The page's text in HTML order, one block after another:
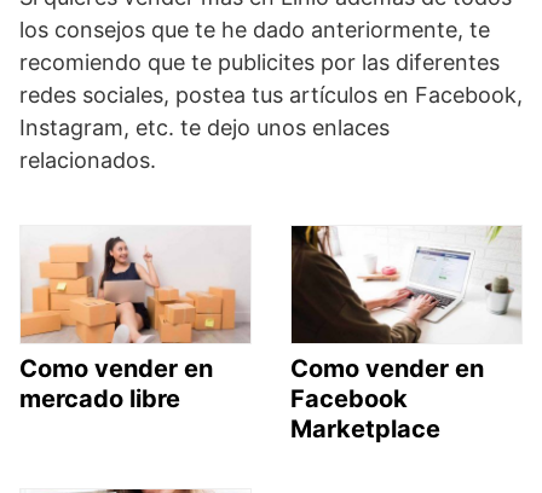
los consejos que te he dado anteriormente, te
recomiendo que te publicites por las diferentes
redes sociales, postea tus artículos en Facebook,
Instagram, etc. te dejo unos enlaces
relacionados.
Como vender en
mercado libre
Como vender en
Facebook
Marketplace